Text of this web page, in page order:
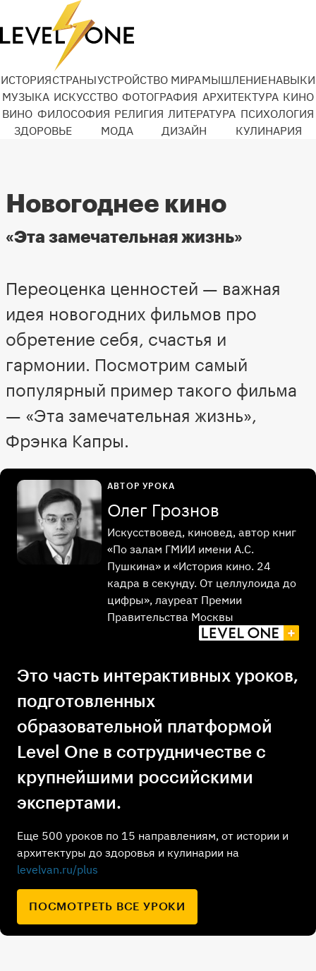
ИСТОРИЯСТРАНЫУСТРОЙСТВО МИРАМЫШЛЕНИЕНАВЫКИ
МУЗЫКА ИСКУССТВО ФОТОГРАФИЯ АРХИТЕКТУРА КИНО
ВИНО ФИЛОСОФИЯ РЕЛИГИЯ ЛИТЕРАТУРА ПСИХОЛОГИЯ
ЗДОРОВЬЕ
МОДА ДИЗАЙН КУЛИНАРИЯ
Новогоднее кино
«Эта замечательная жизнь»
Переоценка ценностей — важная
идея новогодних фильмов про
обретение себя, счастья и
гармонии. Посмотрим самый
популярный пример такого фильма
— «Эта замечательная жизнь»,
Фрэнка Капры.
Это часть интерактивных уроков,
подготовленных
образовательной платформой
Level One в сотрудничестве с
крупнейшими российскими
экспертами.
Еще 500 уроков по 15 направлениям, от истории и
архитектуры до здоровья и кулинарии на
levelvan.ru/plus
ПОСМОТРЕТЬ ВСЕ УРОКИ
АВТОР УРОКА
Олег Грознов
Искусствовед, киновед, автор книг
«По залам ГМИИ имени А.С.
Пушкина» и «История кино. 24
кадра в секунду. От целлулоида до
цифры», лауреат Премии
Правительства Москвы